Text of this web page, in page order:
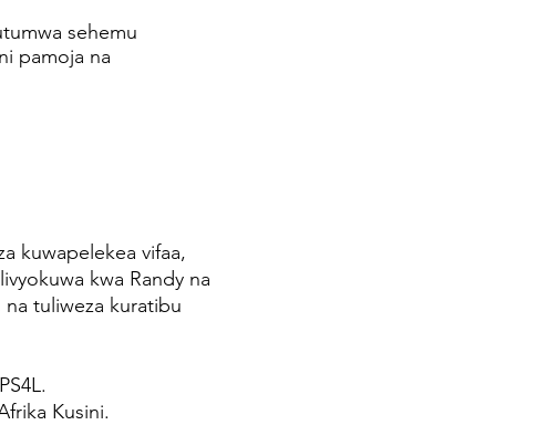
sehemu
pamoja na
kuwapelekea vifaa,
kwa Randy na
tuliweza kuratibu
Kusini.